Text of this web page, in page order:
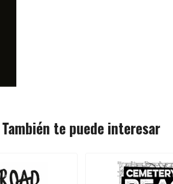
También te puede interesar